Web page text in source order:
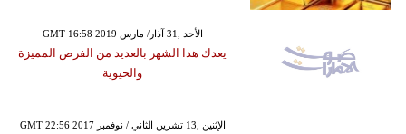
GMT 16:58 2019 الأحد ,31 آذار/ مارس
يعدك هذا الشهر بالعديد من الفرص المميزة
والحيوية
GMT 22:56 2017 الإثنين ,13 تشرين الثاني / نوفمبر